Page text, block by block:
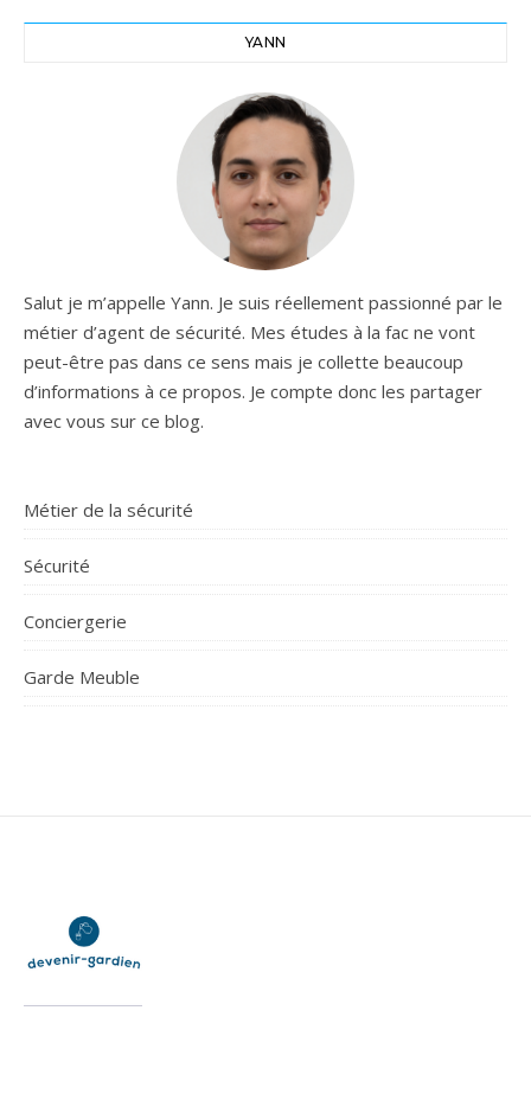
YANN
Salut je m’appelle Yann. Je suis réellement passionné par le
métier d’agent de sécurité. Mes études à la fac ne vont
peut-être pas dans ce sens mais je collette beaucoup
d’informations à ce propos. Je compte donc les partager
avec vous sur ce blog.
Métier de la sécurité
Sécurité
Conciergerie
Garde Meuble